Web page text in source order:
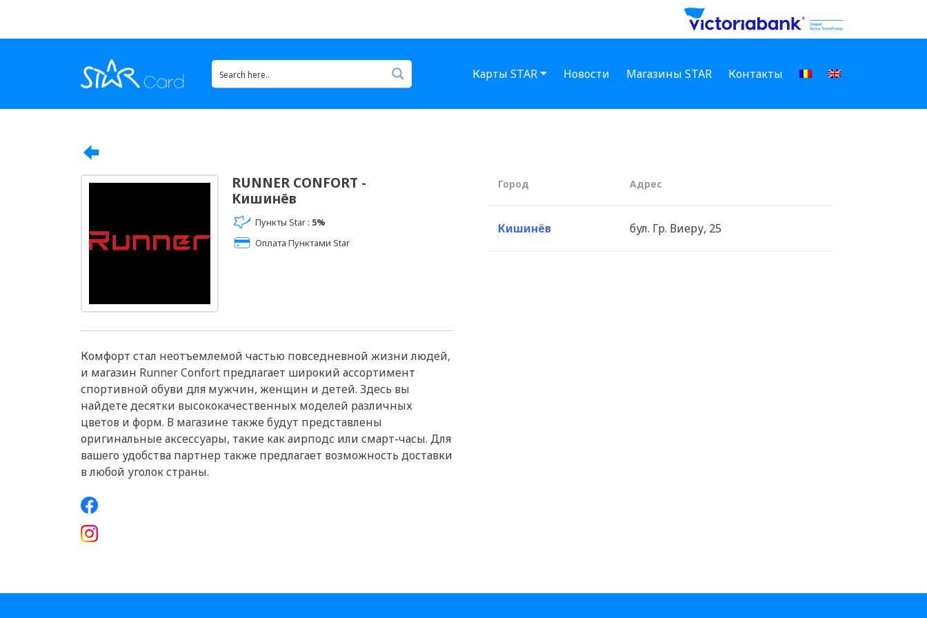
Карты STAR Новости Магазины STAR Контакты
RUNNER CONFORT -
Кишинёв
Пункты Star : 5%
Оплата Пунктами Star
Комфорт стал неотъемлемой частью повседневной жизни людей,
и магазин Runner Confort предлагает широкий ассортимент
спортивной обуви для мужчин, женщин и детей. Здесь вы
найдете десятки высококачественных моделей различных
цветов и форм. В магазине также будут представлены
оригинальные аксессуары, такие как аирподс или смарт-часы. Для
вашего удобства партнер также предлагает возможность доставки
в любой уголок страны.
Город Aдрес
Кишинёв бул. Гр. Виеру, 25